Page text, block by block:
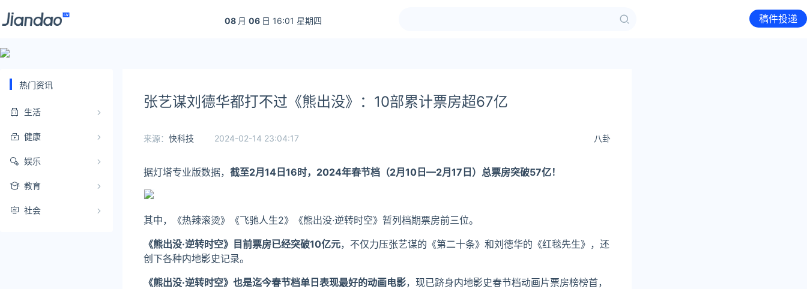
08 月 06 日 16:01 星期四 稿件投递
热门资讯
生活
健康
娱乐
教育
社会
张艺谋刘德华都打不过《熊出没》：10部累计票房超67亿
八卦
来源： 快科技 2024-02-14 23:04:17
据灯塔专业版数据， 截至2月14日16时，2024年春节档（2月10日—2月17日）总票房突破57亿！
其中，《热辣滚烫》《飞驰人生2》《熊出没·逆转时空》暂列档期票房前三位。
《熊出没·逆转时空》目前票房已经突破10亿元，不仅力压张艺谋的《第二十条》和刘德华的《红毯先生》，还
创下各种内地影史记录。
《熊出没·逆转时空》也是迄今春节档单日表现最好的动画电影，现已跻身内地影史春节档动画片票房榜榜首，